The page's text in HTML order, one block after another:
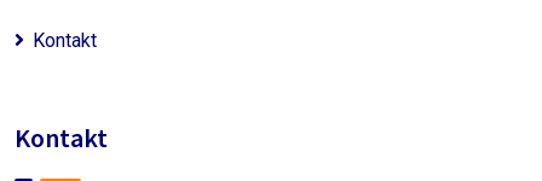
Kontakt
Kontakt